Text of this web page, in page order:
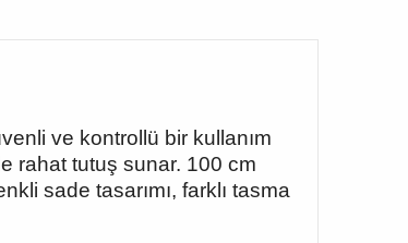
ve kontrollü bir kullanım
rahat tutuş sunar. 100 cm
sade tasarımı, farklı tasma